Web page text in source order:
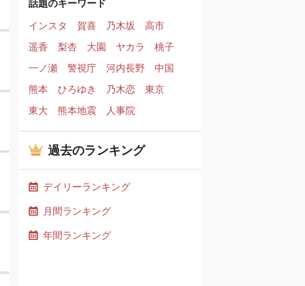
話題のキーワード
インスタ
賀喜 乃木坂
高市
遥香
梨杏 大園 ヤカラ
桃子
一ノ瀬
警視庁 河内長野
中国
熊本
ひろゆき 乃木恋
東京
東大
熊本地震 人事院
過去のランキング
デイリーランキング
月間ランキング
年間ランキング